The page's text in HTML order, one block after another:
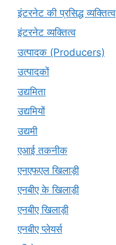
इंटरनेट की प्रसिद्ध व्यक्तित्व
इंटरनेट व्यक्तित्व
उत्पादक (Producers)
उत्पादकों
उद्यमिता
उद्यमियों
उद्यमी
एआई तकनीक
एनएफएल खिलाड़ी
एनबीए के खिलाड़ी
एनबीए खिलाड़ी
एनबीए प्लेयर्स